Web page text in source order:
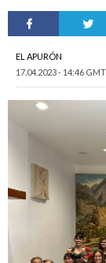
EL APURÓN
17.04.2023 - 14:46 GMT